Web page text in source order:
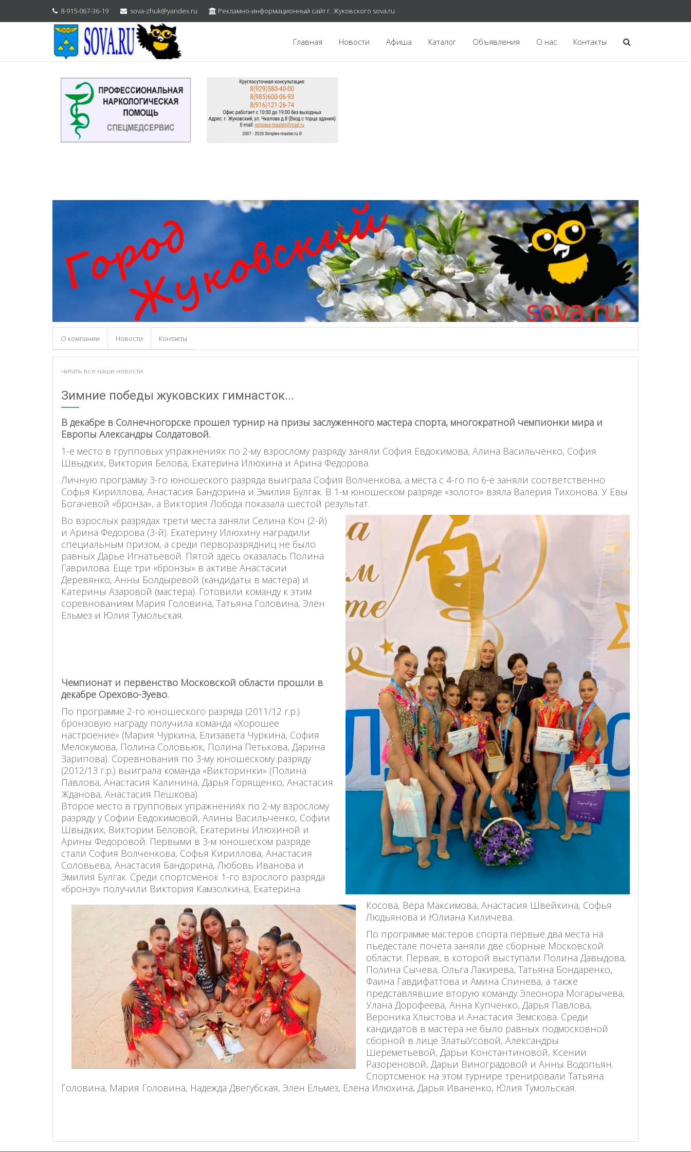
8-915-067-36-19 sova-zhuk@yandex.ru Рекламно-информационный сайт г. Жуковского sova.ru
Главная Новости Афиша Каталог Объявления О нас Контакты
О компании Новости Контакты
читать все наши новости
Зимние победы жуковских гимнасток...
В декабре в Солнечногорске прошел турнир на призы заслуженного мастера спорта, многократной чемпионки мира и
Европы Александры Солдатовой.
1-е место в групповых упражнениях по 2-му взрослому разряду заняли София Евдокимова, Алина Васильченко, София
Швыдких, Виктория Белова, Екатерина Илюхина и Арина Федорова.
Личную программу 3-го юношеского разряда выиграла София Волченкова, а места с 4-го по 6-е заняли соответственно
Софья Кириллова, Анастасия Бандорина и Эмилия Булгак. В 1-м юношеском разряде «золото» взяла Валерия Тихонова. У Евы
Богачевой «бронза», а Виктория Лобода показала шестой результат.
Во взрослых разрядах трети места заняли Селина Коч (2-й)
и Арина Федорова (3-й). Екатерину Илюхину наградили
специальным призом, а среди перворазрядниц не было
равных Дарье Игнатьевой. Пятой здесь оказалась Полина
Гаврилова. Еще три «бронзы» в активе Анастасии
Деревянко, Анны Болдыревой (кандидаты в мастера) и
Катерины Азаровой (мастера). Готовили команду к этим
соревнованиям Мария Головина, Татьяна Головина, Элен
Ельмез и Юлия Тумольская.
Чемпионат и первенство Московской области прошли в
декабре Орехово-Зуево.
По программе 2-го юношеского разряда (2011/12 г.р.)
бронзовую награду получила команда «Хорошее
настроение» (Мария Чуркина, Елизавета Чуркина, София
Мелокумова, Полина Соловьюк, Полина Петькова, Дарина
Зарипова). Соревнования по 3-му юношескому разряду
(2012/13 г.р.) выиграла команда «Викторинки» (Полина
Павлова, Анастасия Калинина, Дарья Горященко, Анастасия
Жданова, Анастасия Пешкова).
Второе место в групповых упражнениях по 2-му взрослому
разряду у Софии Евдокимовой, Алины Васильченко, Софии
Швыдких, Виктории Беловой, Екатерины Илюхиной и
Арины Федоровой. Первыми в 3-м юношеском разряде
стали София Волченкова, Софья Кириллова, Анастасия
Соловьева, Анастасия Бандорина, Любовь Иванова и
Эмилия Булгак. Среди спортсменок 1-го взрослого разряда
«бронзу» получили Виктория Камзолкина, Екатерина
Косова, Вера Максимова, Анастасия Швейкина, Софья
Людьянова и Юлиана Киличева.
По программе мастеров спорта первые два места на
пьедестале почета заняли две сборные Московской
области. Первая, в которой выступали Полина Давыдова,
Полина Сычева, Ольга Лакирева, Татьяна Бондаренко,
Фаина Гавдифаттова и Амина Спинева, а также
представлявшие вторую команду Элеонора Могарычева,
Улана Дорофеева, Анна Купченко, Дарья Павлова,
Вероника Хлыстова и Анастасия Земскова. Среди
кандидатов в мастера не было равных подмосковной
сборной в лице ЗлатыУсовой, Александры
Шереметьевой, Дарьи Константиновой, Ксении
Разореновой, Дарьи Виноградовой и Анны Водопьян.
Спортсменок на этом турнире тренировали Татьяна
Головина, Мария Головина, Надежда Двегубская, Элен Ельмез, Елена Илюхина, Дарья Иваненко, Юлия Тумольская.